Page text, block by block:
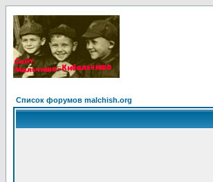
Список форумов malchish.org